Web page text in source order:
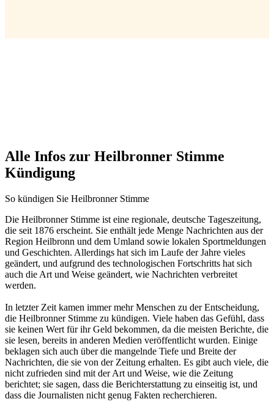
Alle Infos zur Heilbronner Stimme
Kündigung
So kündigen Sie Heilbronner Stimme
Die Heilbronner Stimme ist eine regionale, deutsche Tageszeitung,
die seit 1876 erscheint. Sie enthält jede Menge Nachrichten aus der
Region Heilbronn und dem Umland sowie lokalen Sportmeldungen
und Geschichten. Allerdings hat sich im Laufe der Jahre vieles
geändert, und aufgrund des technologischen Fortschritts hat sich
auch die Art und Weise geändert, wie Nachrichten verbreitet
werden.
In letzter Zeit kamen immer mehr Menschen zu der Entscheidung,
die Heilbronner Stimme zu kündigen. Viele haben das Gefühl, dass
sie keinen Wert für ihr Geld bekommen, da die meisten Berichte, die
sie lesen, bereits in anderen Medien veröffentlicht wurden. Einige
beklagen sich auch über die mangelnde Tiefe und Breite der
Nachrichten, die sie von der Zeitung erhalten. Es gibt auch viele, die
nicht zufrieden sind mit der Art und Weise, wie die Zeitung
berichtet; sie sagen, dass die Berichterstattung zu einseitig ist, und
dass die Journalisten nicht genug Fakten recherchieren.